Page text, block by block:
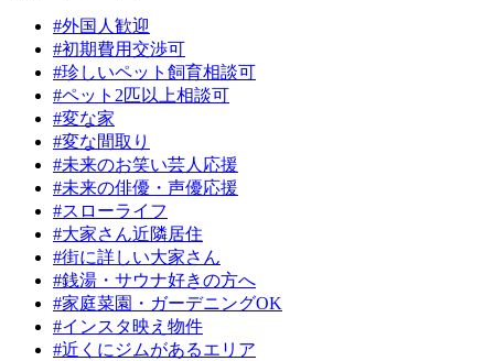
#外国人歓迎
#初期費用交渉可
#珍しいペット飼育相談可
#ペット2匹以上相談可
#変な家
#変な間取り
#未来のお笑い芸人応援
#未来の俳優・声優応援
#スローライフ
#大家さん近隣居住
#街に詳しい大家さん
#銭湯・サウナ好きの方へ
#家庭菜園・ガーデニングOK
#インスタ映え物件
#近くにジムがあるエリア